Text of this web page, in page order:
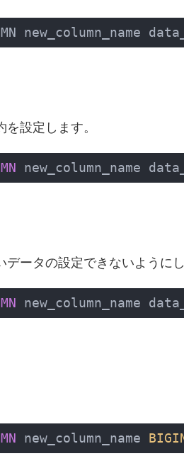
new_column_name
設定します。
new_column_name
ータの設定できないようにし
new_column_name
new_column_name